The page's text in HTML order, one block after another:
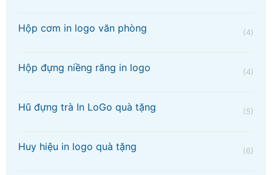
Hộp cơm in logo văn phòng (4)
Hộp đựng niềng răng in logo (4)
Hũ đựng trà In LoGo quà tặng (5)
Huy hiệu in logo quà tặng (6)